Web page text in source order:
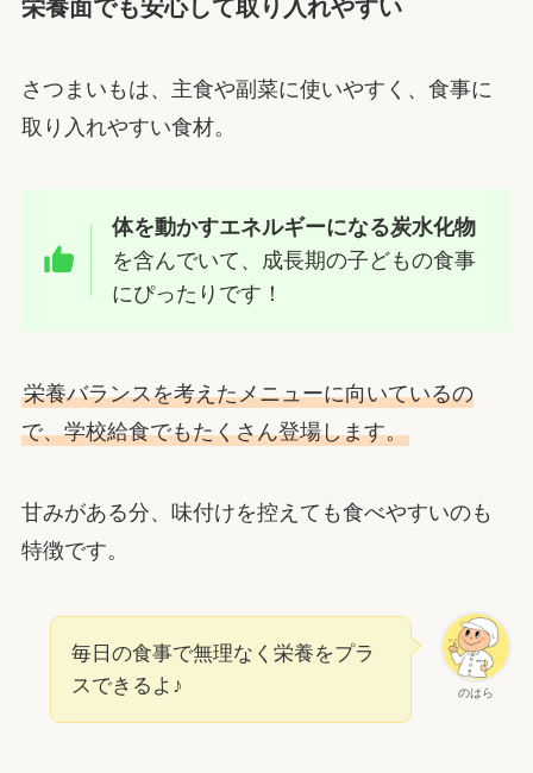
栄養面でも安心して取り入れやすい
さつまいもは、主食や副菜に使いやすく、食事に
取り入れやすい食材。
体を動かすエネルギーになる炭水化物
を含んでいて、成長期の子どもの食事
にぴったりです！
栄養バランスを考えたメニューに向いているの
で、学校給食でもたくさん登場します。
甘みがある分、味付けを控えても食べやすいのも
特徴です。
のはら
毎日の食事で無理なく栄養をプラ
スできるよ♪